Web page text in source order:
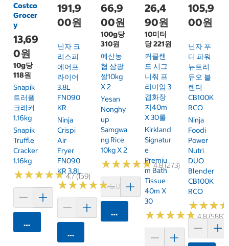
Costco
Grocer
y
13,69
0원
10g당
118원
Snapik
트러플
크래커
1.16kg
Snapik
Truffle
Cracker
1.16kg
★★★★★
★★★★★4.7 (159)
카트에 담기
191,9
00원
닌자 크
리스피
에어프
라이어
3.8L
FN090
KR
Ninja
Crispi
Air
Fryer
FN090
KR 3.8L
★★★★★
★★★★★5.0 (6)
카트에 담기
66,9
00원
100g당
310원
예산농
협 삼광
쌀10kg
X 2
Yesan
Nonghy
Up
Samgwa
Ng Rice
10kg X 2
★★★★★
★★★★★4.8 (273)
카트에 담기
26,4
90원
10미터
당 221원
커클랜
드 시그
니춰 프
리미엄 3
겹화장
지40m
X 30롤
Kirkland
Signatur
E
Premiu
M Bath
Tissue
40m X
30
★★★★★
★★★★★4.8 (588)
105,9
00원
닌자 푸
디 파워
뉴트리
듀오 블
렌더
CB100K
RCO
Ninja
Foodi
Power
Nutri
DUO
Blender
CB100K
RCO
★★★
★★★